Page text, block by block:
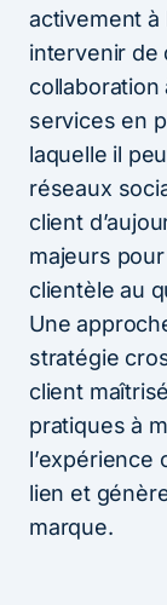
activement à
intervenir de
collaboration
services en
laquelle il
réseaux
client
majeurs
clientèle au
Une
stratégie
client
pratiques à
l’expérience
lien et
marque.